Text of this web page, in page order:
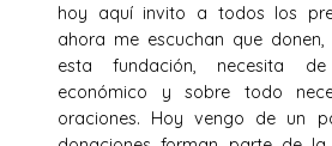
hoy aquí invito a todos los
ahora me escuchan que
esta fundación, necesita
económico y sobre todo
oraciones. Hoy vengo de un